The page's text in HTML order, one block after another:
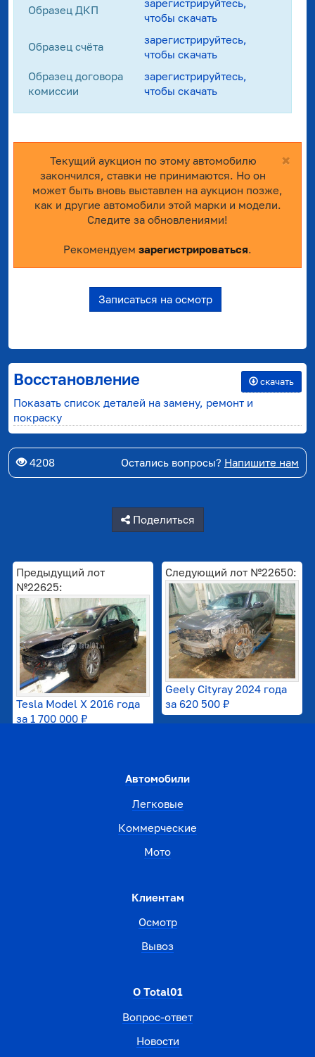
Образец ДКП
зарегистрируйтесь,
чтобы скачать
Образец счёта
зарегистрируйтесь,
чтобы скачать
Образец договора
комиссии
зарегистрируйтесь,
чтобы скачать
×
Текущий аукцион по этому автомобилю
закончился, ставки не принимаются. Но он
может быть вновь выставлен на аукцион позже,
как и другие автомобили этой марки и модели.
Следите за обновлениями!
Рекомендуем зарегистрироваться.
Записаться на осмотр
Восстановление скачать
Показать список деталей на замену, ремонт и
покраску
4208 Остались вопросы? Напишите нам
Поделиться
Предыдущий лот
№22625:
Tesla Model X 2016 года
за 1 700 000 ₽
Следующий лот №22650:
Geely Cityray 2024 года
за 620 500 ₽
Автомобили
Легковые
Коммерческие
Мото
Клиентам
Осмотр
Вывоз
О Total01
Вопрос-ответ
Новости